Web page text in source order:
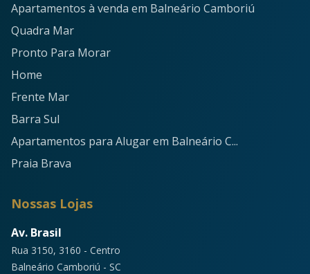
Apartamentos à venda em Balneário Camboriú
Quadra Mar
Pronto Para Morar
Home
Frente Mar
Barra Sul
Apartamentos para Alugar em Balneário C...
Praia Brava
Nossas Lojas
Av. Brasil
Rua 3150, 3160 - Centro
Balneário Camboriú - SC